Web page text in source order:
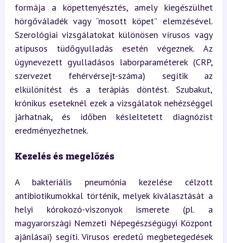
formája a köpettenyésztés, amely kiegészülhet
hörgőváladék vagy “mosott köpet” elemzésével.
Szerológiai vizsgálatokat különösen vírusos vagy
atípusos tüdőgyulladás esetén végeznek. Az
úgynevezett gyulladásos laborparaméterek (CRP,
szervezet fehérvérsejt-száma) segítik az
elkülönítést és a terápiás döntést. Szubakut,
krónikus eseteknél ezek a vizsgálatok nehézséggel
járhatnak, és időben késleltetett diagnózist
eredményezhetnek.
Kezelés és megelőzés
A bakteriális pneumónia kezelése célzott
antibiotikumokkal történik, melyek kiválasztását a
helyi kórokozó-viszonyok ismerete (pl. a
magyarországi Nemzeti Népegészségügyi Központ
ajánlásai) segíti. Vírusos eredetű megbetegedések